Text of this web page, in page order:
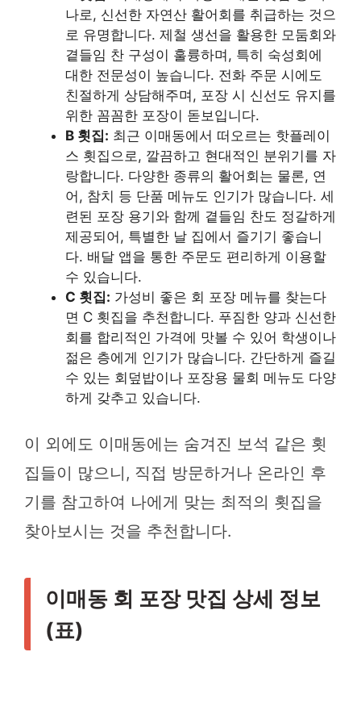
나로, 신선한 자연산 활어회를 취급하는 것으
로 유명합니다. 제철 생선을 활용한 모둠회와
곁들임 찬 구성이 훌륭하며, 특히 숙성회에
대한 전문성이 높습니다. 전화 주문 시에도
친절하게 상담해주며, 포장 시 신선도 유지를
위한 꼼꼼한 포장이 돋보입니다.
B 횟집: 최근 이매동에서 떠오르는 핫플레이
스 횟집으로, 깔끔하고 현대적인 분위기를 자
랑합니다. 다양한 종류의 활어회는 물론, 연
어, 참치 등 단품 메뉴도 인기가 많습니다. 세
련된 포장 용기와 함께 곁들임 찬도 정갈하게
제공되어, 특별한 날 집에서 즐기기 좋습니
다. 배달 앱을 통한 주문도 편리하게 이용할
수 있습니다.
C 횟집: 가성비 좋은 회 포장 메뉴를 찾는다
면 C 횟집을 추천합니다. 푸짐한 양과 신선한
회를 합리적인 가격에 맛볼 수 있어 학생이나
젊은 층에게 인기가 많습니다. 간단하게 즐길
수 있는 회덮밥이나 포장용 물회 메뉴도 다양
하게 갖추고 있습니다.
이 외에도 이매동에는 숨겨진 보석 같은 횟
집들이 많으니, 직접 방문하거나 온라인 후
기를 참고하여 나에게 맞는 최적의 횟집을
찾아보시는 것을 추천합니다.
이매동 회 포장 맛집 상세 정보
(표)